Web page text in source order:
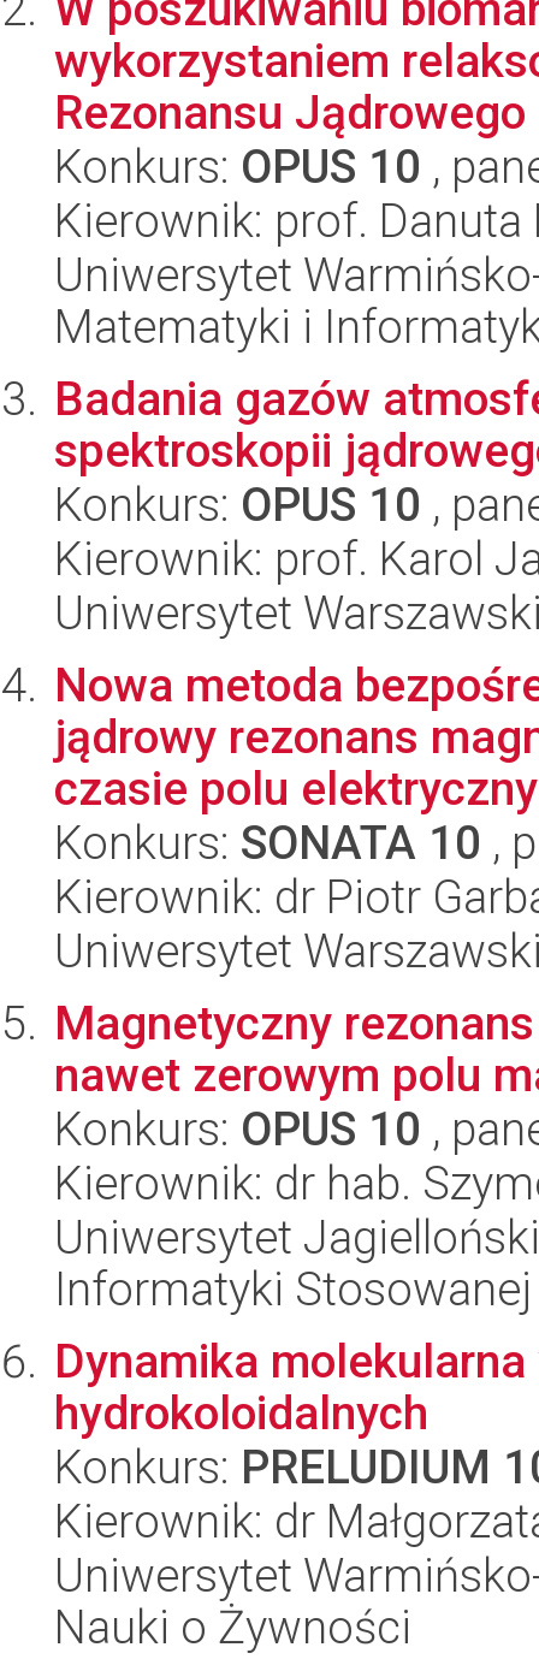
wykorzystaniem
Rezonansu Jądrowego
Konkurs: OPUS 10 ,
Kierownik: prof. Danuta
Uniwersytet
Matematyki i
Badania gazów
spektroskopii
Konkurs: OPUS 10 ,
Kierownik: prof. Karol
Uniwersytet
Nowa metoda
jądrowy rezonans
czasie polu
Konkurs: SONATA 10 ,
Kierownik: dr Piotr
Uniwersytet
Magnetyczny
nawet zerowym polu
Konkurs: OPUS 10 ,
Kierownik: dr hab.
Uniwersytet
Informatyki Stosowanej
Dynamika
hydrokoloidalnych
Konkurs: PRELUDIUM
Kierownik: dr
Uniwersytet
Nauki o Żywności